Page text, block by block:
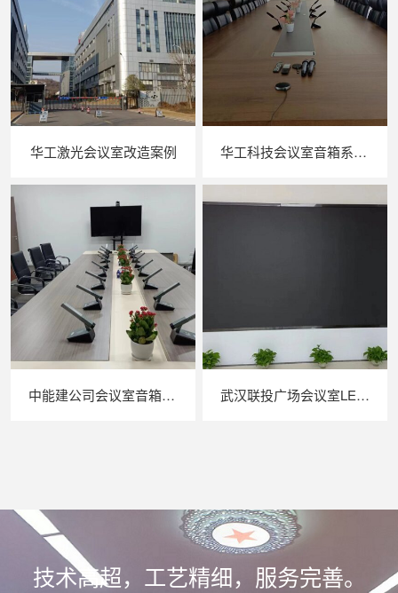
华工激光会议室改造案例 华工科技会议室音箱系统改造
中能建公司会议室音箱系统建设 武汉联投广场会议室LED显示屏会议系统安装效果图
技术高超，工艺精细，服务完善。